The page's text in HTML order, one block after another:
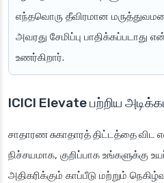
எந்தவொரு தீவிரமான
அவரது சேமிப்பு பாதிக்கப்படாது
உணர்கிறார்.
ICICI Elevate பற்றிய
சாதாரண சுகாதாரத் திட்டத்தை விட
நிச்சயமாக, குறிப்பாக உங்களுக்கு
அதிகரிக்கும் காப்பீடு மற்றும்